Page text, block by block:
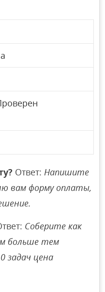
Ответ:Напишите
вам форму оплаты,
Соберите как
больше тем
задач цена